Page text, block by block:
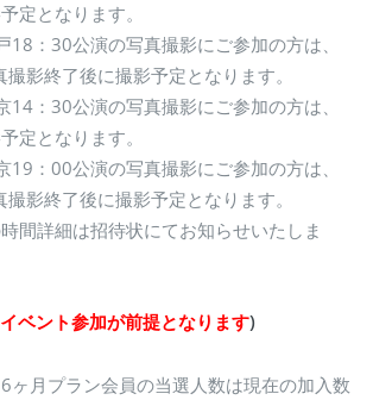
定となります。
18：30公演の写真撮影にご参加の方は、
影終了後に撮影予定となります。
14：30公演の写真撮影にご参加の方は、
定となります。
19：00公演の写真撮影にご参加の方は、
影終了後に撮影予定となります。
間詳細は招待状にてお知らせいたしま
ベント参加が前提となります)
ヶ月プラン会員の当選人数は現在の加入数